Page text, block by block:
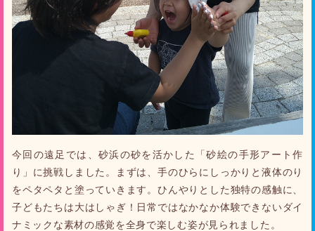
今回の遠足では、砂浜の砂を活かした「砂絵の手形アート作
り」に挑戦しました。まずは、手のひらにしっかりと液体のり
をペタペタと塗っていきます。ひんやりとした独特の感触に、
子どもたちは大はしゃぎ！日常ではなかなか体験できないダイ
ナミックな素材の感覚を全身で楽しむ姿が見られました。